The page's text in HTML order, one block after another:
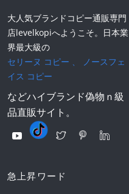
大人気ブランドコピー通販専門
店levelkopiへようこそ。日本業
界最大級の
セリーヌ コピー 、
ノースフェ
イス コピー
などハイブランド偽物ｎ級
品直販サイト。
急上昇ワード